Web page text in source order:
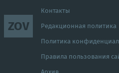
ZOV
Контакты
Редакционная политика
Политика
Правила пользования